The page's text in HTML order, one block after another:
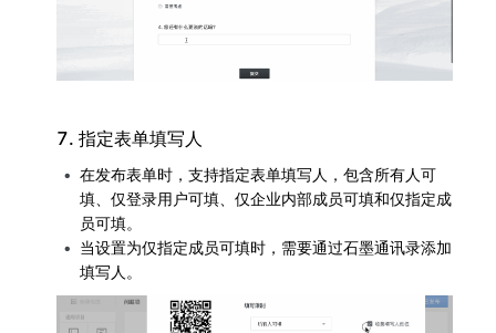
7. 指定表单填写人
在发布表单时，支持指定表单填写人，包含所有人可
填、仅登录用户可填、仅企业内部成员可填和仅指定成
员可填。
当设置为仅指定成员可填时，需要通过石墨通讯录添加
填写人。